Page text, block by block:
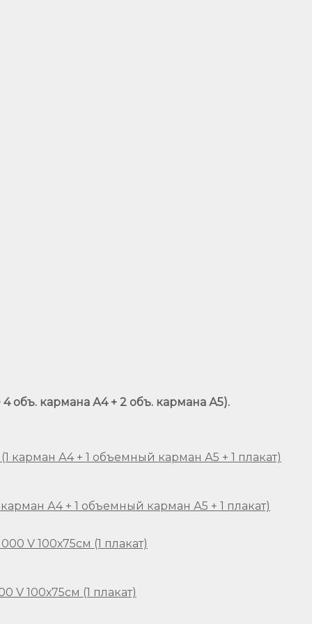
объ. кармана А4 + 2 объ. кармана А5).
А4 + 1 объемный карман А5 + 1 плакат)
V 100х75см (1 плакат)